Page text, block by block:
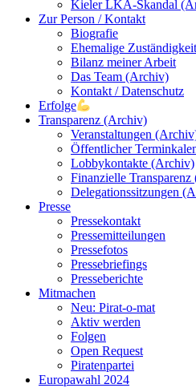
Kieler LKA-Skandal
Zur Person / Kontakt
Biografie
Ehemalige
Bilanz meiner Arbeit
Das Team (Archiv)
Kontakt / Datenschutz
Erfolge
Transparenz (Archiv)
Veranstaltungen
Öffentlicher
Lobbykontakte (Archiv)
Finanzielle
Delegationssitzungen
Presse
Pressekontakt
Pressemitteilungen
Pressefotos
Pressebriefings
Presseberichte
Mitmachen
Neu: Pirat-o-mat
Aktiv werden
Folgen
Open Request
Piratenpartei
Europawahl 2024